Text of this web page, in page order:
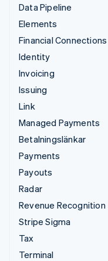
Data Pipeline
Elements
Financial Connections
Identity
Invoicing
Issuing
Link
Managed Payments
Betalningslänkar
Payments
Payouts
Radar
Revenue Recognition
Stripe Sigma
Tax
Terminal